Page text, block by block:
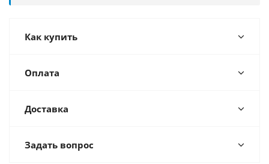
Как купить
Оплата
Доставка
Задать вопрос